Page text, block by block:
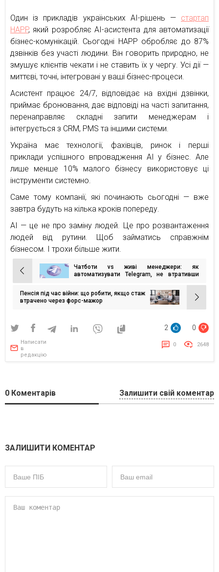
Один із прикладів українських AI-рішень — стартап
HAPP, який розробляє AI-асистента для автоматизації
бізнес-комунікацій. Сьогодні HAPP обробляє до 87%
дзвінків без участі людини. Він говорить природно, не
змушує клієнтів чекати і не ставить їх у чергу. Усі дії —
миттєві, точні, інтегровані у ваші бізнес-процеси.
Асистент працює 24/7, відповідає на вхідні дзвінки,
приймає бронювання, дає відповіді на часті запитання,
перенаправляє складні запити менеджерам і
інтегрується з CRM, PMS та іншими системи.
Україна має технології, фахівців, ринок і перші
приклади успішного впровадження AI у бізнес. Але
лише менше 10% малого бізнесу використовує ці
інструменти системно.
Саме тому компанії, які починають сьогодні — вже
завтра будуть на кілька кроків попереду.
AI — це не про заміну людей. Це про розвантаження
людей від рутини. Щоб займатись справжнім
бізнесом. І трохи більше жити.
Навігація
записів
Чатботи vs живі менеджери: як
автоматизувати Telegram, не втративши
Пенсія під час війни: що робити, якщо стаж
втрачено через форс-мажор
2 0
Написати
в
редакцію
0 2648
0 Коментарів Залишити свій коментар
ЗАЛИШИТИ КОМЕНТАР